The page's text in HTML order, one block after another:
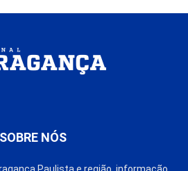
SOBRE NÓS